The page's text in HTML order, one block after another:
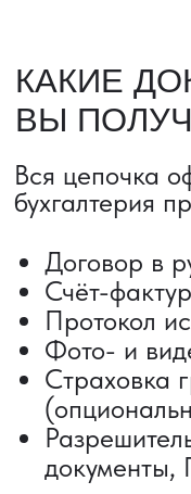
ВЫКУП ТОВАРОВ
Выкуп от 1 000 000 ₽
Выкуп с Alibaba
Сроки от 5 дней
Авиадоставка
Сборный груз
Железнодорожные
Автогрузоперевозки
Контейнерные
Доставка образцов
Получить